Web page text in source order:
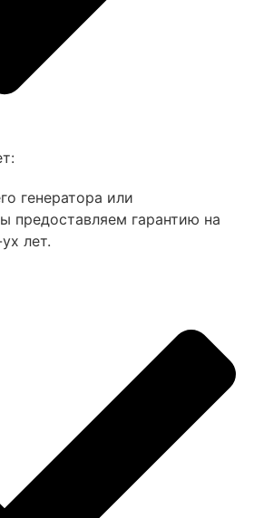
генератора или
предоставляем гарантию на
лет.